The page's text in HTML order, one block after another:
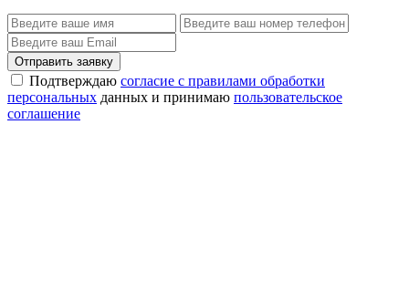
Отправить заявку
Подтверждаю согласие с правилами обработки
персональных данных и принимаю пользовательское
соглашение